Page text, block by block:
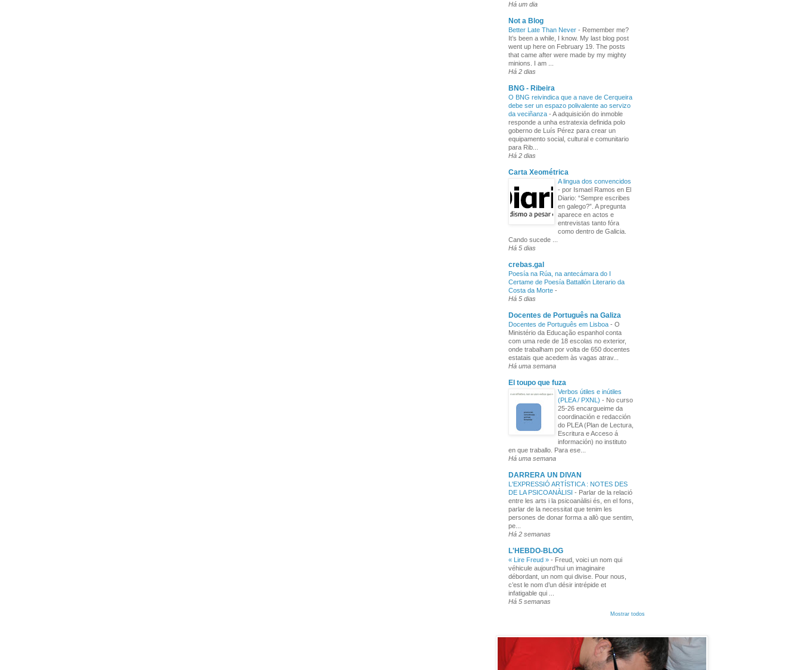
Há um dia
Not a Blog
Better Late Than Never - Remember me?
It’s been a while, I know. My last blog post
went up here on February 19. The posts
that came after were made by my mighty
minions. I am ...
Há 2 dias
BNG - Ribeira
O BNG reivindica que a nave de Cerqueira
debe ser un espazo polivalente ao servizo
da veciñanza - A adquisición do inmoble
responde a unha estratexia definida polo
goberno de Luís Pérez para crear un
equipamento social, cultural e comunitario
para Rib...
Há 2 dias
Carta Xeométrica
A lingua dos convencidos
- por Ismael Ramos en El
Diario: “Sempre escribes
en galego?”. A pregunta
aparece en actos e
entrevistas tanto fóra
como dentro de Galicia.
Cando sucede ...
Há 5 dias
crebas.gal
Poesía na Rúa, na antecámara do I
Certame de Poesía Battallón Literario da
Costa da Morte -
Há 5 dias
Docentes de Português na Galiza
Docentes de Português em Lisboa - O
Ministério da Educação espanhol conta
com uma rede de 18 escolas no exterior,
onde trabalham por volta de 650 docentes
estatais que acedem às vagas atrav...
Há uma semana
El toupo que fuza
Verbos útiles e inútiles
(PLEA / PXNL) - No curso
25-26 encargueime da
coordinación e redacción
do PLEA (Plan de Lectura,
Escritura e Acceso á
información) no instituto
en que traballo. Para ese...
Há uma semana
DARRERA UN DIVAN
L'EXPRESSIÓ ARTÍSTICA : NOTES DES
DE LA PSICOANÀLISI - Parlar de la relació
entre les arts i la psicoanàlisi és, en el fons,
parlar de la necessitat que tenim les
persones de donar forma a allò que sentim,
pe...
Há 2 semanas
L'HEBDO-BLOG
« Lire Freud » - Freud, voici un nom qui
véhicule aujourd’hui un imaginaire
débordant, un nom qui divise. Pour nous,
c’est le nom d’un désir intrépide et
infatigable qui ...
Há 5 semanas
Mostrar todos